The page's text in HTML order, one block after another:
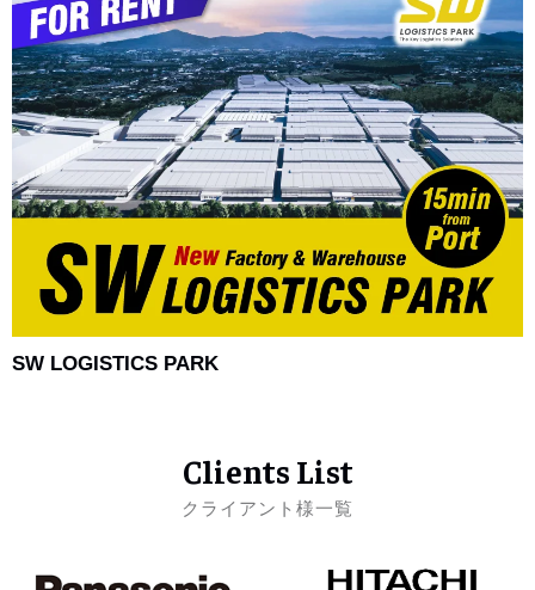
SW LOGISTICS PARK
Clients List
クライアント様一覧